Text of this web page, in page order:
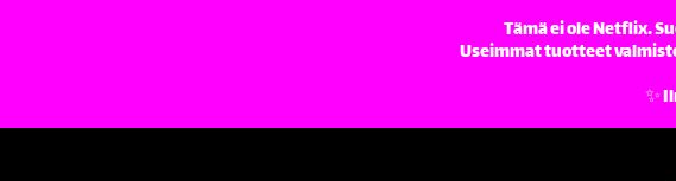
Tämä ei ole Netflix.
Useimmat tuotteet
✨️